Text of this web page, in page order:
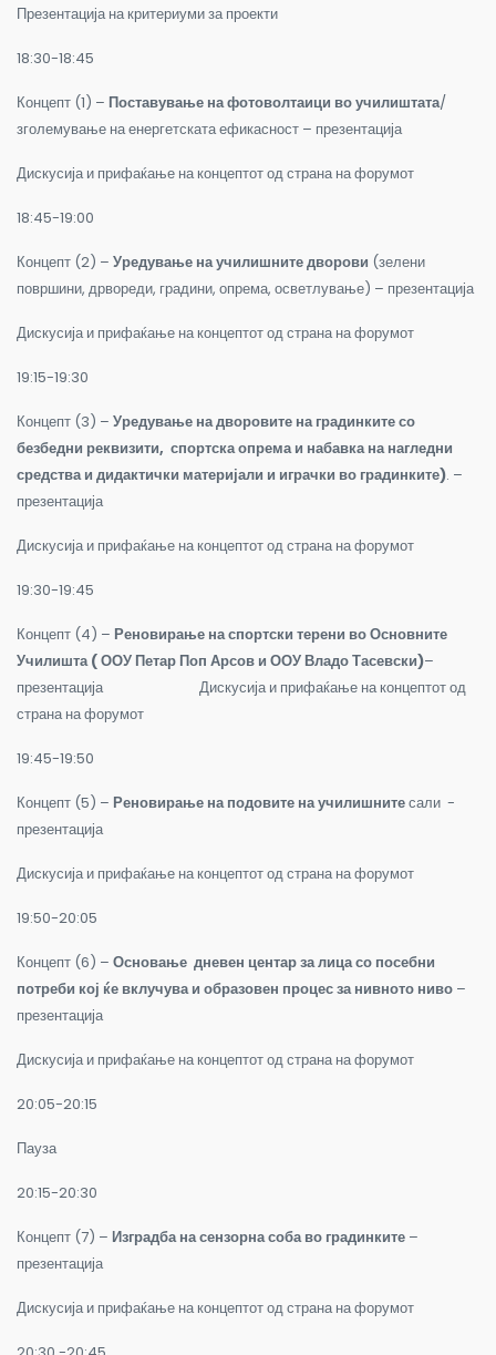
Презентација на критериуми за проекти
18:30-18:45
Концепт (1) – Поставување на фотоволтаици во училиштата/
зголемување на енергетската ефикасност – презентација
Дискусија и прифаќање на концептот од страна на форумот
18:45-19:00
Концепт (2) – Уредување на училишните дворови (зелени
површини, дрвореди, градини, опрема, осветлување) – презентација
Дискусија и прифаќање на концептот од страна на форумот
19:15-19:30
Концепт (3) – Уредување на дворовите на градинките со
безбедни реквизити, спортска опрема и набавка нанагледни
средства и дидактички материјали и играчки во градинките). –
презентација
Дискусија и прифаќање на концептот од страна на форумот
19:30-19:45
Концепт (4) – Реновирање на спортски терени во Основните
Училишта ( ООУ Петар Поп Арсов и ООУ Владо Тасевски)–
презентација
Дискусија и прифаќање на концептот од
страна на форумот
19:45-19:50
Концепт (5) – Реновирање на подовите на училишнитесали -
презентација
Дискусија и прифаќање на концептот од страна на форумот
19:50-20:05
Концепт (6) – Основање дневен центар за лица со посебни
потреби кој ќе вклучува и образовен процес за нивното ниво –
презентација
Дискусија и прифаќање на концептот од страна на форумот
20:05-20:15
Пауза
20:15-20:30
Концепт (7) – Изградба на сензорна соба во градинките –
презентација
Дискусија и прифаќање на концептот од страна на форумот